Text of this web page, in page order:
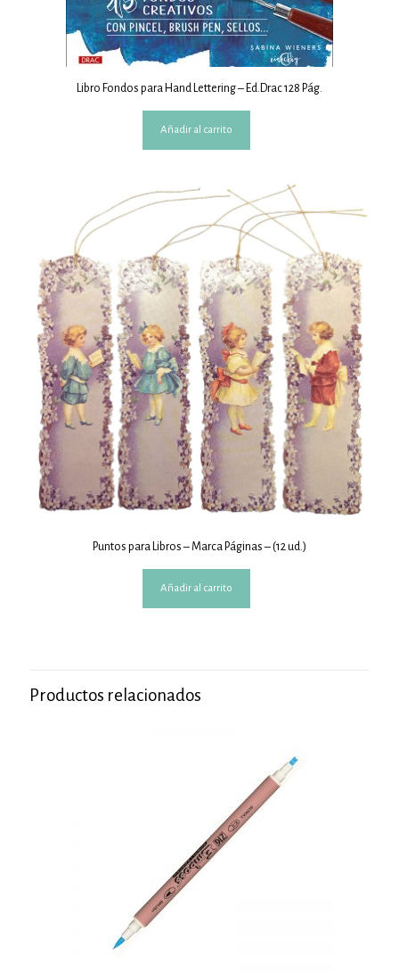
Libro Fondos para Hand Lettering – Ed.Drac 128 Pág.
Añadir al carrito
Puntos para Libros – Marca Páginas – (12 ud.)
Añadir al carrito
Productos relacionados